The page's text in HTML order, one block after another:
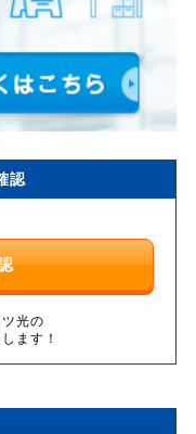
認
光の
ます！